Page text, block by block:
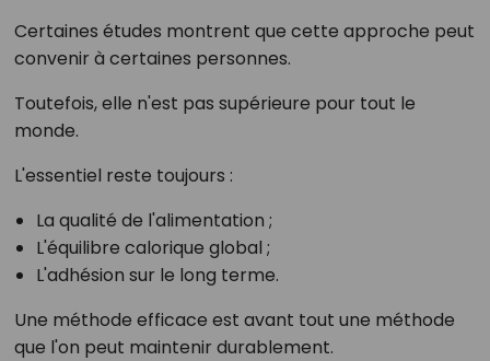
Certaines études montrent que cette approche peut
convenir à certaines personnes.
Toutefois, elle n'est pas supérieure pour tout le
monde.
L'essentiel reste toujours :
La qualité de l'alimentation ;
L'équilibre calorique global ;
L'adhésion sur le long terme.
Une méthode efficace est avant tout une méthode
que l'on peut maintenir durablement.